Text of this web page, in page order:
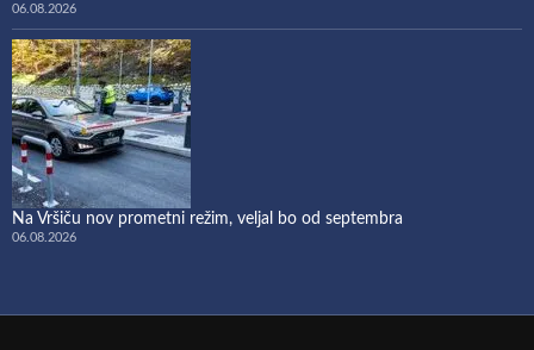
06.08.2026
Na Vršiču nov prometni režim, veljal bo od septembra
06.08.2026